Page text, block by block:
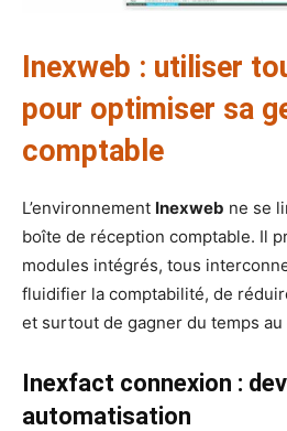
Inexweb : utiliser
pour optimiser sa
comptable
L’environnement Inexweb ne se
boîte de réception comptable. Il
modules intégrés, tous
fluidifier la comptabilité, de
et surtout de gagner du temps
Inexfact connexion :
automatisation